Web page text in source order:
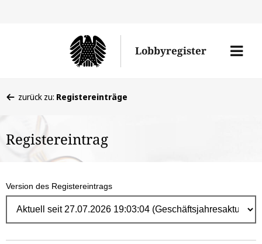
Lobbyregister
Menü
befinden
hier:
zurück zu: Registereinträge
Registereintrag
Version des Registereintrags